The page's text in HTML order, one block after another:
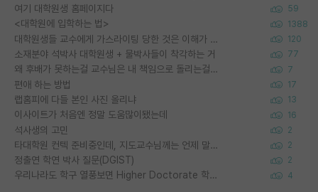
여기 대학원생 홈페이지다 59
<대학원에 입학하는 법> 1388
대학원생들 교수에게 가스라이팅 당한 것은 이해가 갑니다. 안타깝네요. 120
소재분야 석박사 대학원생 + 물박사들이 착각하는 거 77
왜 후배가 못하는걸 교수님은 내 책임으로 돌리는걸까요? 7
편애 하는 방법 17
랩홈피에 다들 본인 사진 올리냐 13
이사이트가 처음엔 정말 도움많이됐는데 16
석사생의 고민 2
타대학원 컨텍 준비중인데, 지도교수님께는 언제 말씀드려야 할까요? 2
정출연 학연 박사 질문(DGIST) 2
우리나라도 학구 열풍보면 Higher Doctorate 학위가 필요하다고 봅니다. 4